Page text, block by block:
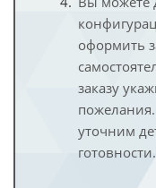
оформить
заказу
уточним
готовности.